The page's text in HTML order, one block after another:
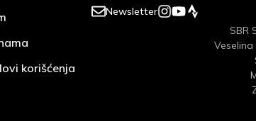
korišćenja
Newsletter
SBR